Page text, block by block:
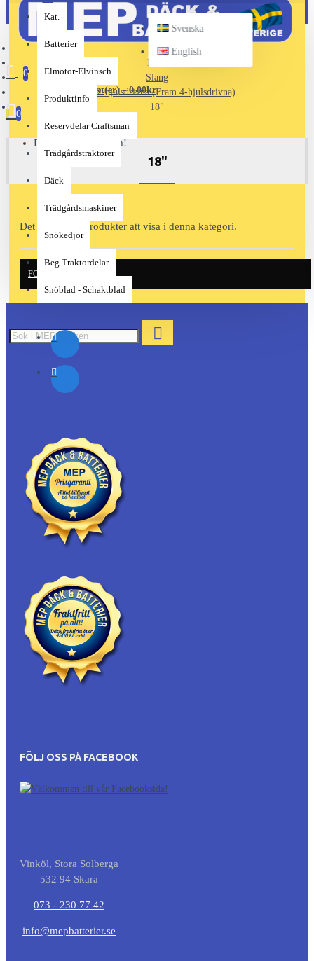
SVENSKA
Svenska
English
0
0 produkt(er) - 0.00kr
0
Din varukorg är tom!
Kat.
Batterier
Elmotor-Elvinsch
Produktinfo
Reservdelar Craftsman
Trädgårdstraktorer
Däck
Trädgårdsmaskiner
Snökedjor
Beg Traktordelar
Snöblad - Schaktblad
Däck
Slang
Bak 2-hjulsdrivna (Fram 4-hjulsdrivna)
18"
18"
Det finns inga produkter att visa i denna kategori.
FORTSÄTT
FÖLJ OSS PÅ FACEBOOK
Vinköl, Stora Solberga
532 94 Skara
073 - 230 77 42
info@mepbatterier.se